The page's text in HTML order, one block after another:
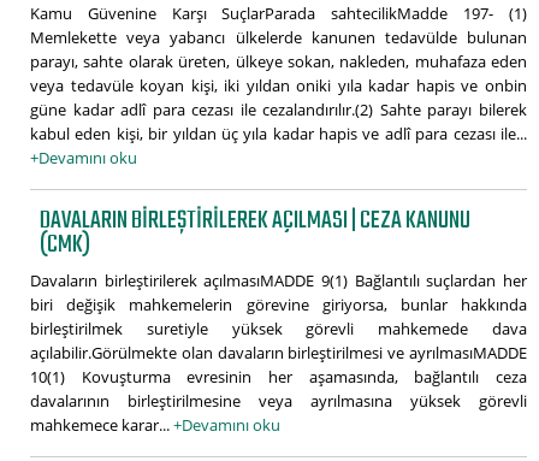
Kamu Güvenine Karşı SuçlarParada sahtecilikMadde 197- (1)
Memlekette veya yabancı ülkelerde kanunen tedavülde bulunan
parayı, sahte olarak üreten, ülkeye sokan, nakleden, muhafaza eden
veya tedavüle koyan kişi, iki yıldan oniki yıla kadar hapis ve onbin
güne kadar adlî para cezası ile cezalandırılır.(2) Sahte parayı bilerek
kabul eden kişi, bir yıldan üç yıla kadar hapis ve adlî para cezası ile...
+Devamını oku
DAVALARIN BIRLEŞTIRILEREK AÇILMASI | CEZA KANUNU
(CMK)
Davaların birleştirilerek açılmasıMADDE 9(1) Bağlantılı suçlardan her
biri değişik mahkemelerin görevine giriyorsa, bunlar hakkında
birleştirilmek suretiyle yüksek görevli mahkemede dava
açılabilir.Görülmekte olan davaların birleştirilmesi ve ayrılmasıMADDE
10(1) Kovuşturma evresinin her aşamasında, bağlantılı ceza
davalarının birleştirilmesine veya ayrılmasına yüksek görevli
mahkemece karar...+Devamını oku